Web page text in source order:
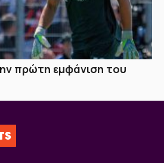
πρώτη εμφάνιση του